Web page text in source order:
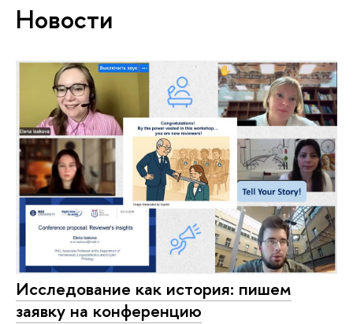
Новости
Исследование как история: пишем
заявку на конференцию